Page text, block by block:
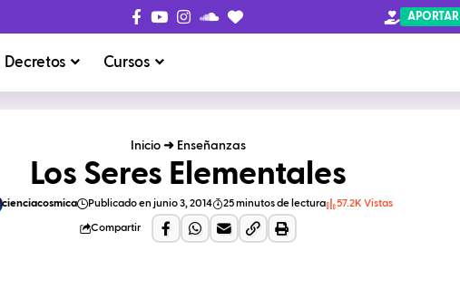
APORTAR
Decretos Cursos
Inicio➜ Enseñanzas
Los Seres Elementales
cienciacosmica Publicado en junio 3, 2014 25 minutos de lectura 57.2K Vistas
Compartir